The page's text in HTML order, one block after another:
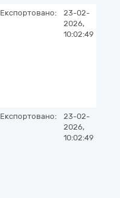
Експортовано:
23-02-
2026,
10:02:49
Експортовано:
23-02-
2026,
10:02:49